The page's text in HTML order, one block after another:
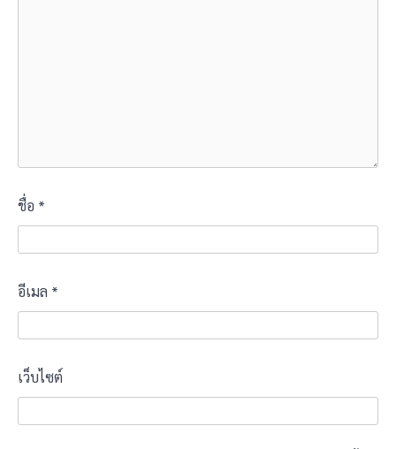
ชื่อ *
อีเมล *
เว็บไซต์